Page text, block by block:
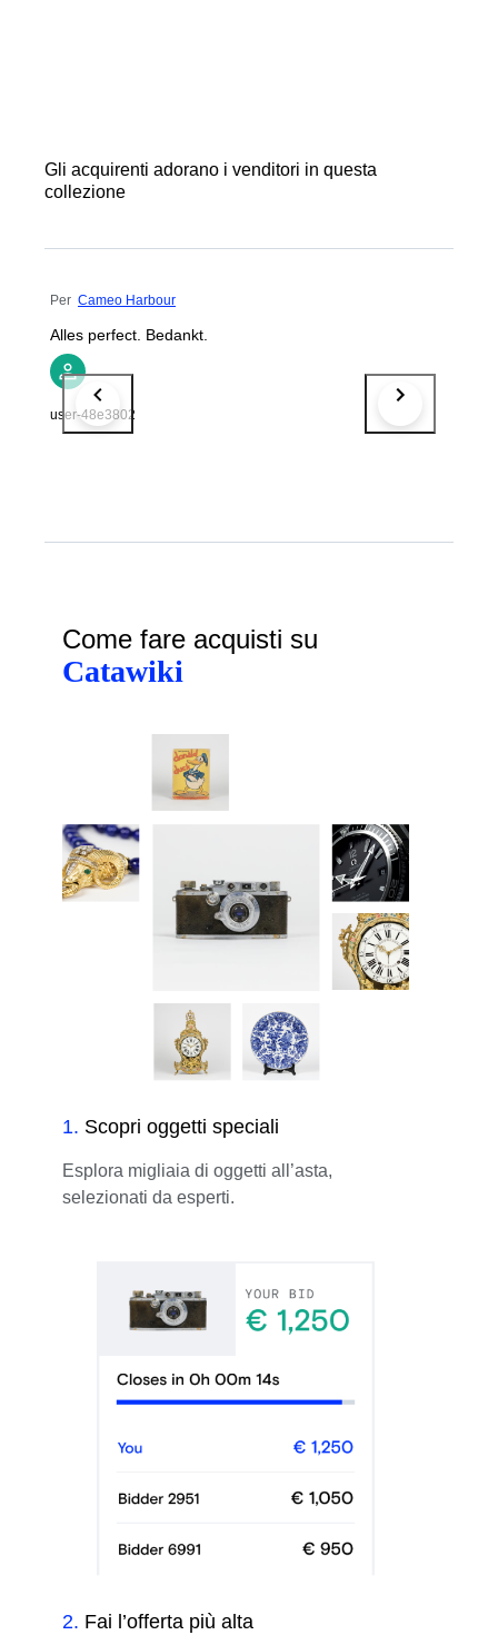
Gli acquirenti adorano i venditori in questa
collezione
Per Cameo Harbour
Alles perfect. Bedankt.
user-48e3802
Come fare acquisti su
Catawiki
1. Scopri oggetti speciali
Esplora migliaia di oggetti all’asta,
selezionati da esperti.
2. Fai l’offerta più alta